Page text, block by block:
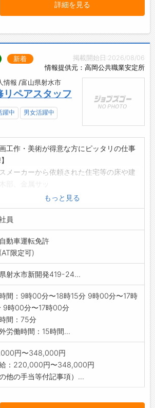
詳細を見る
掲載開始日:2026/08/06
情報提供元：高岡公共職業安定所
新着
報 /富山県射水市
ペアスタッフ
躍中 男女活躍中
画工作・美術が得意な方にピッタリの仕事
メーカーから依頼された住宅等の床や建
ステンレス等の傷を補修する仕事です。
建具、金属サッシ補修・床のピース交
層貼り替え
ンレス部材の溶接、研磨による補修
部の補修の簡単な流れ
を使って埋めて成形
を書いて色柄を復元
・艶を合わせて完成
を学びます。
変更範
更なし」
もっと見る
員
動車運転免許
限定可)
射水市新開発419-24...
間：9時00分〜18時15分 9時00分〜17時
9時00分〜17時00分
間：75分
労働時間：15時間...
円〜348,000円
：220,000円〜348,000円
の他の手当等付記事項）...